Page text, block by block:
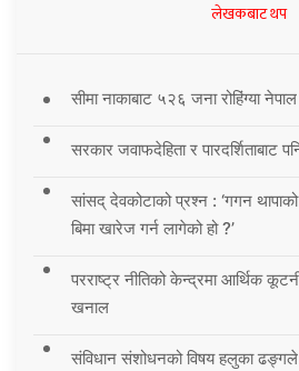
लेखकबाट थप
सीमा नाकाबाट ५२६ जना रोहिंग्या
सरकार जवाफदेहिता र पारदर्शिताबाट
सांसद् देवकोटाको प्रश्न : ‘गगन
बिमा खारेज गर्न लागेको हो ?’
परराष्ट्र नीतिको केन्द्रमा आर्थिक
खनाल
संविधान संशोधनको विषय हलुका